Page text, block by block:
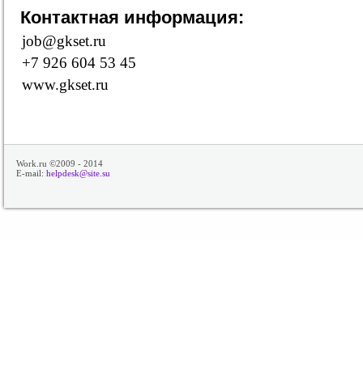
Контактная информация:
job@gkset.ru
+7 926 604 53 45
www.gkset.ru
Work.ru ©2009 - 2014
E-mail: helpdesk@site.su